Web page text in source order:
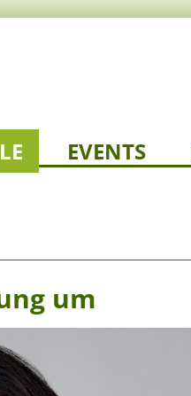
EVENTS
um